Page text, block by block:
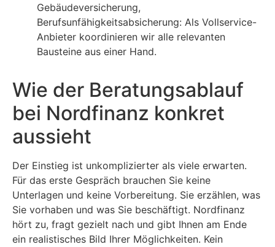
Gebäudeversicherung,
Berufsunfähigkeitsabsicherung: Als Vollservice-
Anbieter koordinieren wir alle relevanten
Bausteine aus einer Hand.
Wie der Beratungsablauf
bei Nordfinanz konkret
aussieht
Der Einstieg ist unkomplizierter als viele erwarten.
Für das erste Gespräch brauchen Sie keine
Unterlagen und keine Vorbereitung. Sie erzählen, was
Sie vorhaben und was Sie beschäftigt. Nordfinanz
hört zu, fragt gezielt nach und gibt Ihnen am Ende
ein realistisches Bild Ihrer Möglichkeiten. Kein